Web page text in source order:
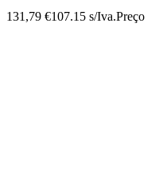
131,79 €107.15 s/Iva.Preço